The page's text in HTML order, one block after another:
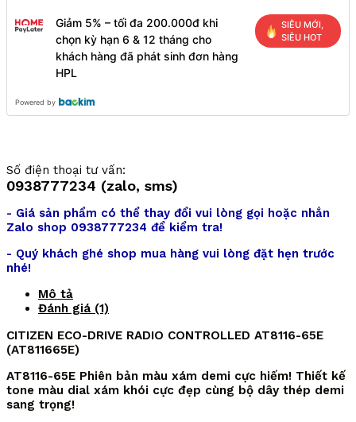
Giảm 5% – tối đa 200.000đ khi
chọn kỳ hạn 6 & 12 tháng cho
khách hàng đã phát sinh đơn hàng
HPL
SIÊU MỚI,
SIÊU HOT
Powered by
Số điện thoại tư vấn:
0938777234 (zalo, sms)
- Giá sản phẩm có thể thay đổi vui lòng gọi hoặc nhắn
Zalo shop 0938777234 để kiểm tra!
- Quý khách ghé shop mua hàng vui lòng đặt hẹn trước
nhé!
Mô tả
Đánh giá (1)
CITIZEN ECO-DRIVE RADIO CONTROLLED AT8116-65E
(AT811665E)
AT8116-65E Phiên bản màu xám demi cực hiếm! Thiết kế
tone màu dial xám khói cực đẹp cùng bộ dây thép demi
sang trọng!